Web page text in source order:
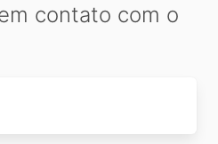
contato com o